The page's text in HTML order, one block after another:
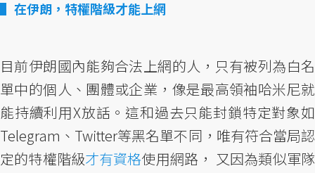
在伊朗，特權階級才能上網
目前伊朗國內能夠合法上網的人，只有被列為白名
單中的個人、團體或企業，像是最高領袖哈米尼就
能持續利用X放話。這和過去只能封鎖特定對象如
Telegram、Twitter等黑名單不同，唯有符合當局認
定的特權階級才有資格使用網路， 又因為類似軍隊